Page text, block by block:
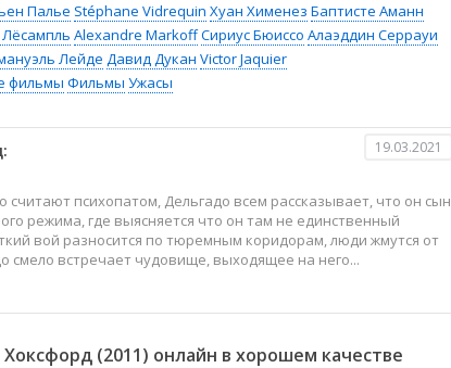
Палье Stéphane Vidrequin Хуан Хименез Баптисте Аманн
Alexandre MarkoffСириус Бюиссо Алаэддин Серрауи
Лейде Давид Дукан Victor Jaquier
фильмы Фильмы Ужасы
19.03.2021
психопатом, Дельгадо всем рассказывает, что он сын
режима, где выясняется что он там не единственный
вой разносится по тюремным коридорам, люди жмутся от
смело встречает чудовище, выходящее на него...
(2011) онлайн в хорошем качестве